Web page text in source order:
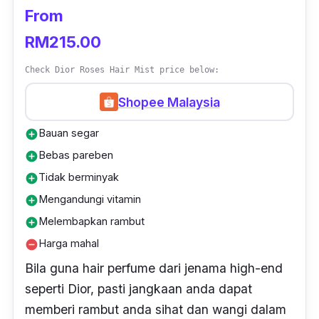
From
RM215.00
Check Dior Roses Hair Mist price below:
Shopee Malaysia
add_circleBauan segar
add_circleBebas pareben
add_circleTidak berminyak
add_circleMengandungi vitamin
add_circleMelembapkan rambut
remove_circleHarga mahal
Bila guna hair perfume dari jenama high-end
seperti Dior, pasti jangkaan anda dapat
memberi rambut anda sihat dan wangi dalam